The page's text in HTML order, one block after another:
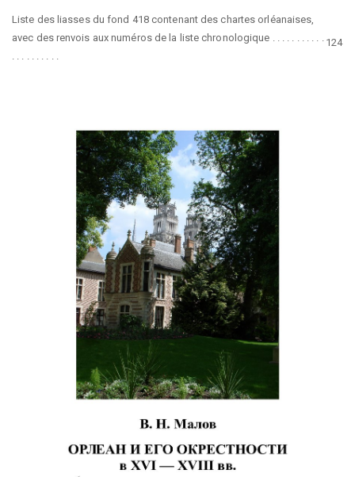
Liste des liasses du fond 418 contenant des chartes orléanaises,
avec des renvois aux numéros de la liste chronologique . . . . . . . . . . .
. . . . . . . . . .
124